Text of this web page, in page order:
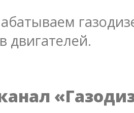
двигателей.